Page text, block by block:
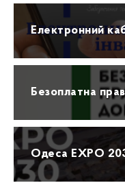
Електронний
Безоплатна
Одеса EXPO